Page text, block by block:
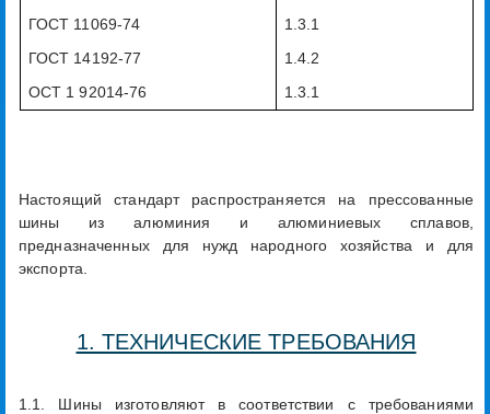
ГОСТ 11069-74
1.3.1
ГОСТ 14192-77
1.4.2
ОСТ 1 92014-76
1.3.1
Настоящий стандарт распространяется на прессованные
шины из алюминия и алюминиевых сплавов,
предназначенных для нужд народного хозяйства и для
экспорта.
1. ТЕХНИЧЕСКИЕ ТРЕБОВАНИЯ
1.1. Шины изготовляют в соответствии с требованиями